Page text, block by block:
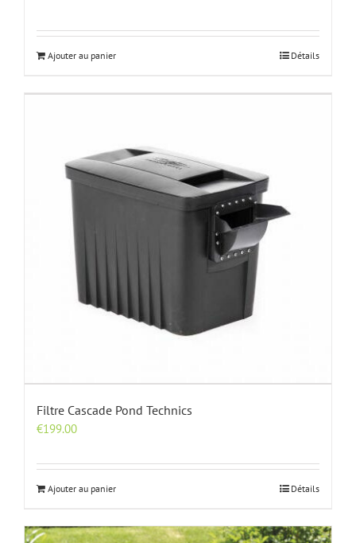
Ajouter au panier Détails
Filtre Cascade Pond Technics
€199.00
Ajouter au panier Détails